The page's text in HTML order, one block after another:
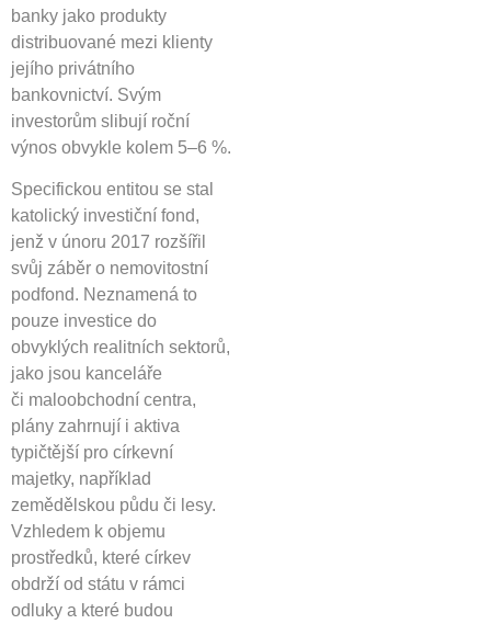
banky jako produkty
distribuované mezi klienty
jejího privátního
bankovnictví. Svým
investorům slibují roční
výnos obvykle kolem 5–6 %.
Specifickou entitou se stal
katolický investiční fond,
jenž v únoru 2017 rozšířil
svůj záběr o nemovitostní
podfond. Neznamená to
pouze investice do
obvyklých realitních sektorů,
jako jsou kanceláře
či maloobchodní centra,
plány zahrnují i aktiva
typičtější pro církevní
majetky, například
zemědělskou půdu či lesy.
Vzhledem k objemu
prostředků, které církev
obdrží od státu v rámci
odluky a které budou